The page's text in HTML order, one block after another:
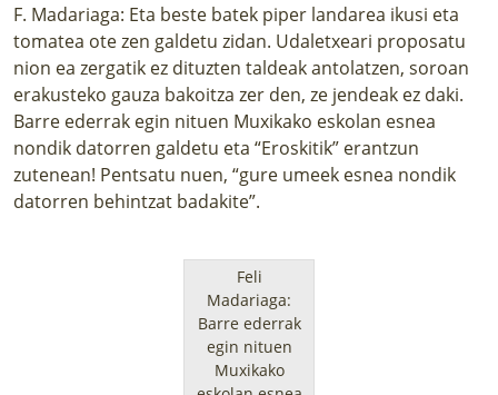
F. Madariaga: Eta beste batek piper landarea ikusi eta
tomatea ote zen galdetu zidan. Udaletxeari proposatu
nion ea zergatik ez dituzten taldeak antolatzen, soroan
erakusteko gauza bakoitza zer den, ze jendeak ez daki.
Barre ederrak egin nituen Muxikako eskolan esnea
nondik datorren galdetu eta “Eroskitik” erantzun
zutenean! Pentsatu nuen, “gure umeek esnea nondik
datorren behintzat badakite”.
Feli
Madariaga:
Barre ederrak
egin nituen
Muxikako